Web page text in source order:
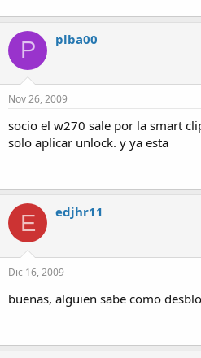
P plba00
Nov 26, 2009
socio el w270 sale por la smart
solo aplicar unlock. y ya esta
E edjhr11
Dic 16, 2009
buenas, alguien sabe como